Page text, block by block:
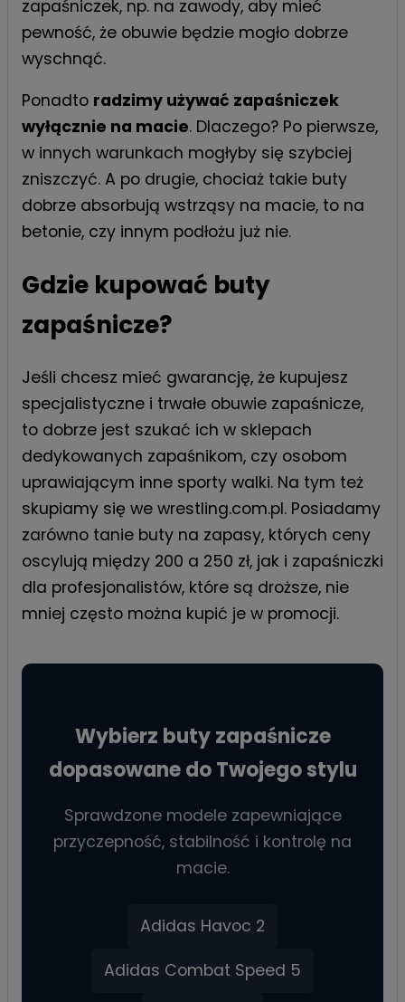
zapaśniczek, np. na zawody, aby mieć
pewność, że obuwie będzie mogło dobrze
wyschnąć.
Ponadto radzimy używać zapaśniczek
wyłącznie na macie. Dlaczego? Po pierwsze,
w innych warunkach mogłyby się szybciej
zniszczyć. A po drugie, chociaż takie buty
dobrze absorbują wstrząsy na macie, to na
betonie, czy innym podłożu już nie.
Gdzie kupować buty
zapaśnicze?
Jeśli chcesz mieć gwarancję, że kupujesz
specjalistyczne i trwałe obuwie zapaśnicze,
to dobrze jest szukać ich w sklepach
dedykowanych zapaśnikom, czy osobom
uprawiającym inne sporty walki. Na tym też
skupiamy się we wrestling.com.pl. Posiadamy
zarówno tanie buty na zapasy, których ceny
oscylują między 200 a 250 zł, jak i zapaśniczki
dla profesjonalistów, które są droższe, nie
mniej często można kupić je w promocji.
Wybierz buty zapaśnicze
dopasowane do Twojego stylu
Sprawdzone modele zapewniające
przyczepność, stabilność i kontrolę na
macie.
Adidas Havoc 2
Adidas Combat Speed 5